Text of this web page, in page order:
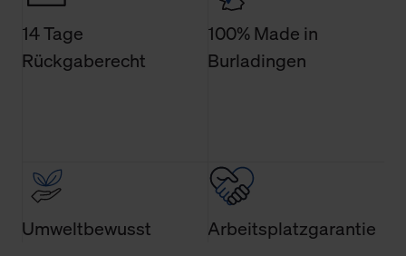
Technologien sowie die Nutzung Ihrer persönlichen Daten
finden Sie in unserer Datenschutzerklärung.
14 Tage
Rückgaberecht
100% Made in
Burladingen
Umweltbewusst Arbeitsplatzgarantie